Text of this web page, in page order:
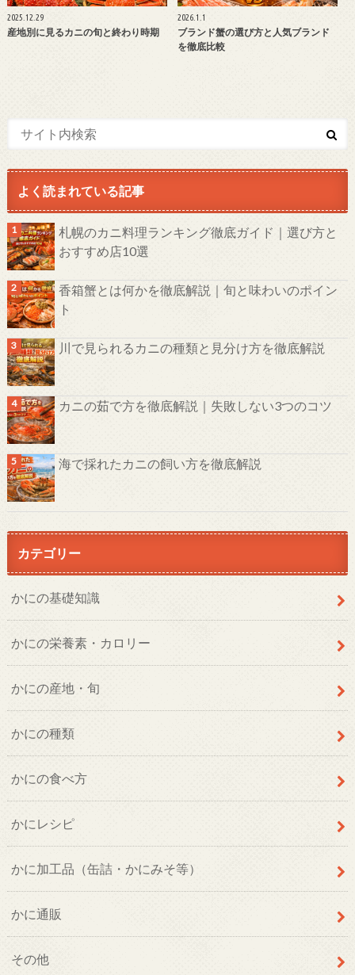
2025.12.29
産地別に見るカニの旬と終わり時期
2026.1.1
ブランド蟹の選び方と人気ブランド
を徹底比較
よく読まれている記事
札幌のカニ料理ランキング徹底ガイド｜選び方と
おすすめ店10選
香箱蟹とは何かを徹底解説｜旬と味わいのポイン
ト
川で見られるカニの種類と見分け方を徹底解説
カニの茹で方を徹底解説｜失敗しない3つのコツ
海で採れたカニの飼い方を徹底解説
カテゴリー
かにの基礎知識
かにの栄養素・カロリー
かにの産地・旬
かにの種類
かにの食べ方
かにレシピ
かに加工品（缶詰・かにみそ等）
かに通販
その他